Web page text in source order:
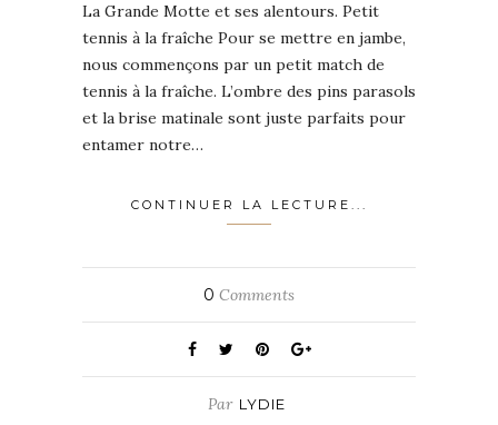
La Grande Motte et ses alentours. Petit
tennis à la fraîche Pour se mettre en jambe,
nous commençons par un petit match de
tennis à la fraîche. L’ombre des pins parasols
et la brise matinale sont juste parfaits pour
entamer notre…
CONTINUER LA LECTURE...
0 Comments
Par LYDIE